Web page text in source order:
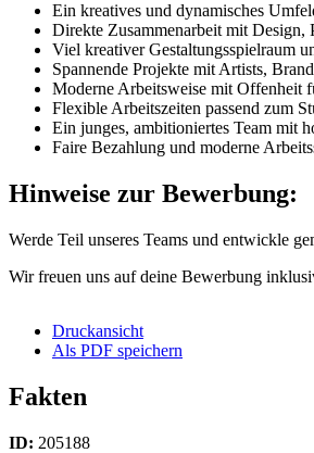
Ein kreatives und dynamisches
Direkte Zusammenarbeit mit
Viel kreativer Gestaltungsspielraum
Spannende Projekte mit Artists,
Moderne Arbeitsweise mit Offenheit
Flexible Arbeitszeiten passend zum
Ein junges, ambitioniertes Team mit
Faire Bezahlung und moderne
Hinweise zur Bewerbung:
Werde Teil unseres Teams und entwickle
Wir freuen uns auf deine Bewerbung
Druckansicht
Als PDF speichern
Fakten
ID: 205188